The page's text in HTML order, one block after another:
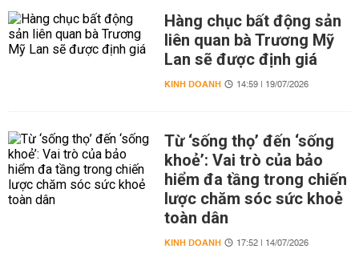
Hàng chục bất động sản
liên quan bà Trương Mỹ
Lan sẽ được định giá
KINH DOANH 14:59 | 19/07/2026
Từ ‘sống thọ’ đến ‘sống
khoẻ’: Vai trò của bảo
hiểm đa tầng trong chiến
lược chăm sóc sức khoẻ
toàn dân
KINH DOANH 17:52 | 14/07/2026